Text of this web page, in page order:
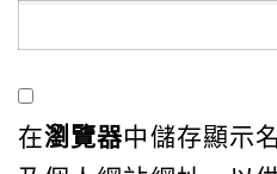
在瀏覽器中儲存顯示